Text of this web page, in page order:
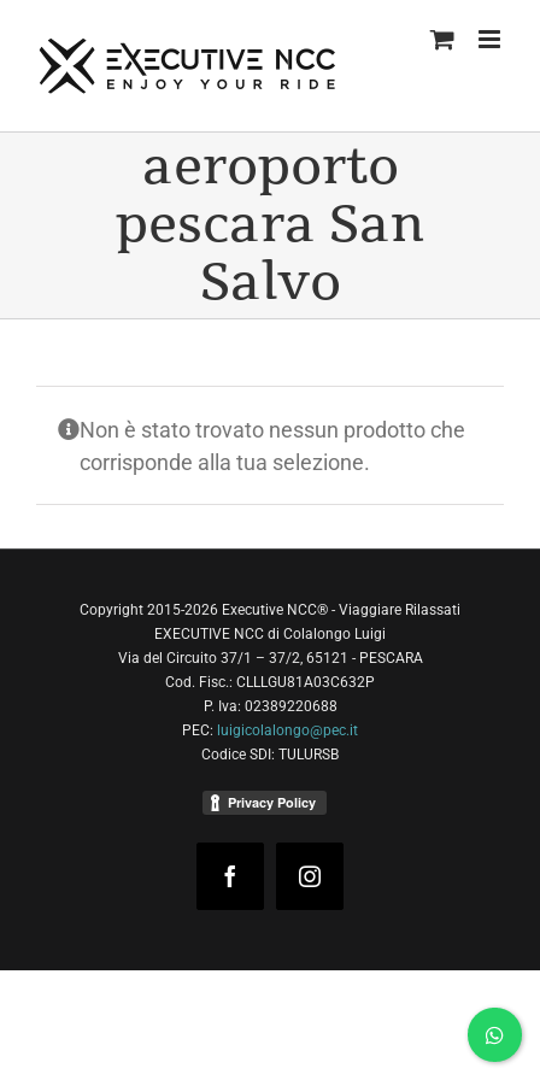
contenuto
aeroporto
pescara San
Salvo
Non è stato trovato nessun prodotto che
corrisponde alla tua selezione.
Copyright 2015-2026 Executive NCC® - Viaggiare Rilassati
EXECUTIVE NCC di Colalongo Luigi
Via del Circuito 37/1 – 37/2, 65121 - PESCARA
Cod. Fisc.: CLLLGU81A03C632P
P. Iva: 02389220688
PEC: luigicolalongo@pec.it
Codice SDI: TULURSB
FacebookInstagram